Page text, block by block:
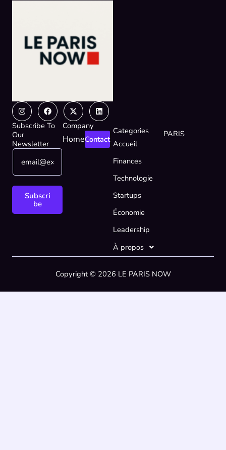
InstagramFacebook
X-
twitter
Linkedin
Subscribe To
Our
Newsletter
E
a
i
E
l
E
a
Subscri
be
Company
HomeContact
Categories
Accueil
Finances
Technologie
Startups
Économie
Leadership
À propos
PARIS
Copyright © 2026 LE PARIS NOW